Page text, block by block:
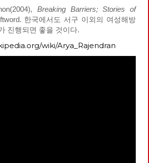
Breaking Barriers; Stories of
한국에서도 서구 이외의 여성해방
진행되면 좋을 것이다.
wiki/Arya_Rajendran